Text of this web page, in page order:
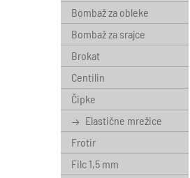
Bombaž za obleke
Bombaž za srajce
Brokat
Centilin
Čipke
Elastične mrežice
Frotir
Filc 1,5 mm